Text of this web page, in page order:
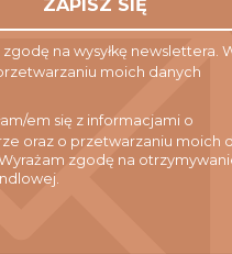
na wysyłkę newslettera.
moich danych
em się z informacjami o
oraz o przetwarzaniu moich
zgodę na